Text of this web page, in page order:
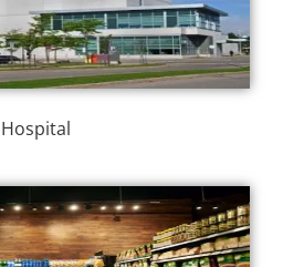
Hospital